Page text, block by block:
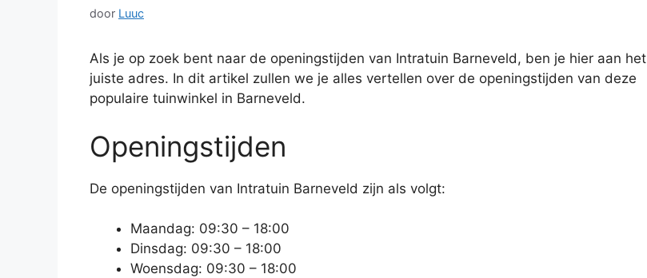
door Luuc
Als je op zoek bent naar de openingstijden van Intratuin Barneveld, ben je hier aan het
juiste adres. In dit artikel zullen we je alles vertellen over de openingstijden van deze
populaire tuinwinkel in Barneveld.
Openingstijden
De openingstijden van Intratuin Barneveld zijn als volgt:
Maandag: 09:30 – 18:00
Dinsdag: 09:30 – 18:00
Woensdag: 09:30 – 18:00